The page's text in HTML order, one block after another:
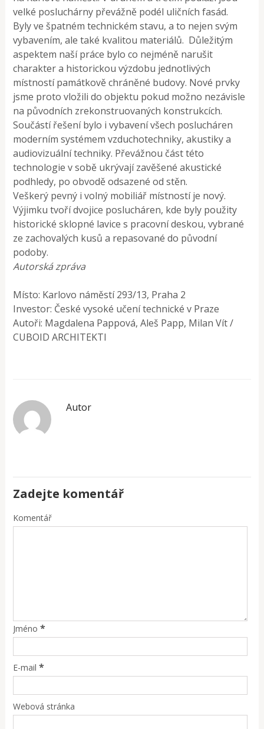
velké posluchárny převážně podél uličních fasád.
Byly ve špatném technickém stavu, a to nejen svým
vybavením, ale také kvalitou materiálů. Důležitým
aspektem naší práce bylo co nejméně narušit
charakter a historickou výzdobu jednotlivých
místností památkově chráněné budovy. Nové prvky
jsme proto vložili do objektu pokud možno nezávisle
na původních zrekonstruovaných konstrukcích.
Součástí řešení bylo i vybavení všech poslucháren
moderním systémem vzduchotechniky, akustiky a
audiovizuální techniky. Převážnou část této
technologie v sobě ukrývají zavěšené akustické
podhledy, po obvodě odsazené od stěn.
Veškerý pevný i volný mobiliář místností je nový.
Výjimku tvoří dvojice poslucháren, kde byly použity
historické sklopné lavice s pracovní deskou, vybrané
ze zachovalých kusů a repasované do původní
podoby.
Autorská zpráva
Místo: Karlovo náměstí 293/13, Praha 2
Investor: České vysoké učení technické v Praze
Autoři: Magdalena Pappová, Aleš Papp, Milan Vít /
CUBOID ARCHITEKTI
Autor
Zadejte komentář
Komentář
Jméno *
E-mail *
Webová stránka